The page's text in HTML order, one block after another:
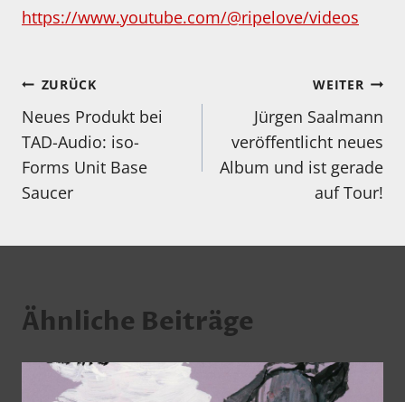
https://www.youtube.com/@ripelove/videos
Beitragsnavigation
ZURÜCK
Neues Produkt bei
TAD-Audio: iso-
Forms Unit Base
Saucer
WEITER
Jürgen Saalmann
veröffentlicht neues
Album und ist gerade
auf Tour!
Ähnliche Beiträge